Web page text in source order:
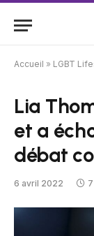
Accueil » LGBT
Lia
et a
débat
6 avril 2022